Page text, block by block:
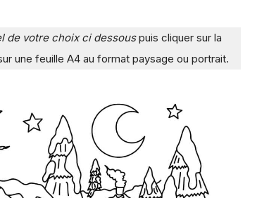
de votre choix ci dessouspuis cliquer sur la
une feuille A4 au format paysage ou portrait.